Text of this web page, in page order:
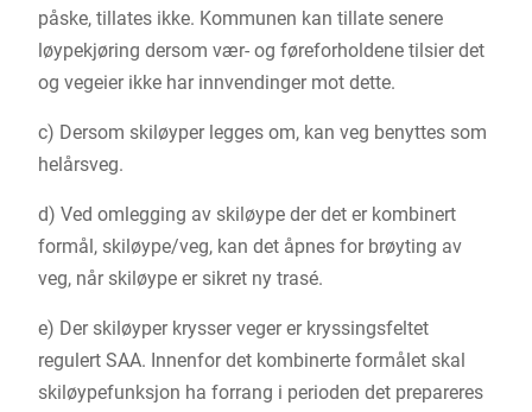
påske, tillates ikke. Kommunen kan tillate senere
løypekjøring dersom vær- og føreforholdene tilsier det
og vegeier ikke har innvendinger mot dette.
c) Dersom skiløyper legges om, kan veg benyttes som
helårsveg.
d) Ved omlegging av skiløype der det er kombinert
formål, skiløype/veg, kan det åpnes for brøyting av
veg, når skiløype er sikret ny trasé.
e) Der skiløyper krysser veger er kryssingsfeltet
regulert SAA. Innenfor det kombinerte formålet skal
skiløypefunksjon ha forrang i perioden det prepareres